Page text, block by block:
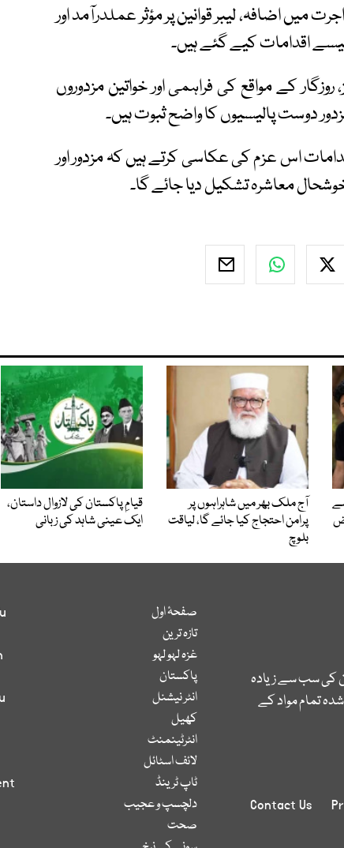
میں اضافہ، لیبر قوانین پر مؤثر عملدرآمد اور
اقدامات کیے گئے ہیں۔
کے مواقع کی فراہمی اور خواتین مزدوروں
پالیسیوں کا واضح ثبوت ہیں۔
اس عزم کی عکاسی کرتے ہیں کہ مزدور اور
معاشرہ تشکیل دیا جائے گا۔
آج ملک بھر میں شاہراہوں پر
پرامن احتجاج کیا جائے گا، لیاقت
بلوچ
قیامِ پاکستان کی لازوال داستان،
ایک عینی شاہد کی زبانی
کی سب سے زیادہ
تمام مواد کے
Contact Us
صفحۂ اول
تازہ ترین
غزہ لہو لہو
پاکستان
انٹر نیشنل
کھیل
انٹرٹینمنٹ
لائف اسٹائل
ٹاپ ٹرینڈ
دلچسپ و عجیب
صحت